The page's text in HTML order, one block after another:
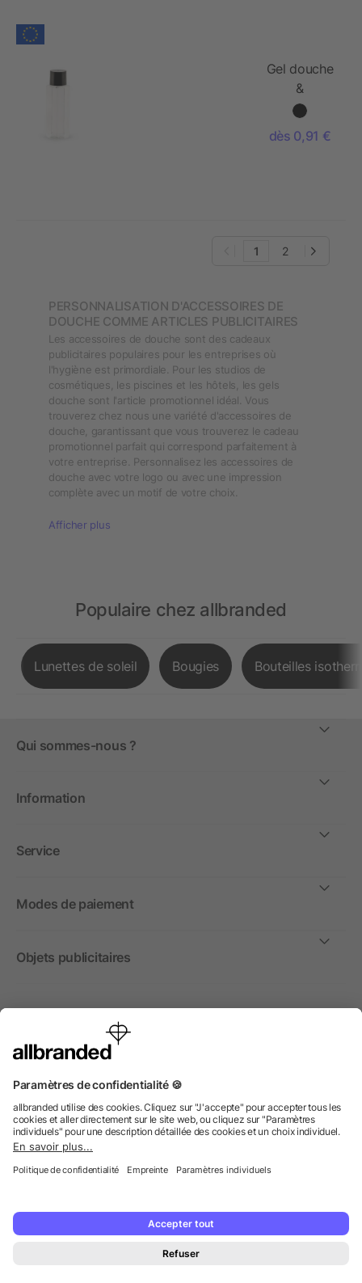
Gel douche
&
Shampooing
Made in
Europe
dès 0,91 €
1 2
PERSONNALISATION D'ACCESSOIRES DE
DOUCHE COMME ARTICLES PUBLICITAIRES
Les accessoires de douche sont des cadeaux
publicitaires populaires pour les entreprises où
l'hygiène est primordiale. Pour les studios de
cosmétiques, les piscines et les hôtels, les gels
douche sont l'article promotionnel idéal. Vous
trouverez chez nous une variété d'accessoires de
douche, garantissant que vous trouverez le cadeau
promotionnel parfait qui correspond parfaitement à
votre entreprise. Personnalisez les accessoires de
douche avec votre logo ou avec une impression
complète avec un motif de votre choix.
Afficher plus
Populaire chez allbranded
Lunettes de soleil Bougies Bouteilles
Qui sommes-nous ?
Information
Service
Modes de paiement
Objets publicitaires
International
Nous commercialisons nos objets publicitaires et articles
non aux personnes privées.